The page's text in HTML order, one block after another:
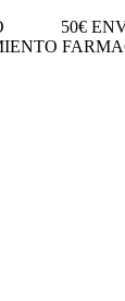
50€